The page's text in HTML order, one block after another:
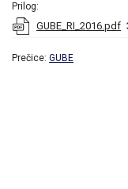
Prilog:
GUBE_RI_2016.pdf
Prečice: GUBE